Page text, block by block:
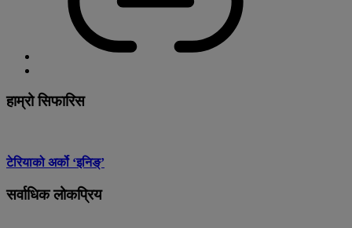
हाम्रो सिफारिस
टेरियाको अर्को ‘इनिङ्’
सर्वाधिक लोकप्रिय